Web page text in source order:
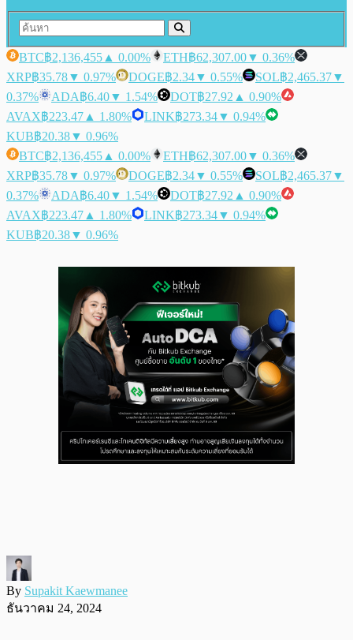
BTC฿2,136,455 ▲ 0.00% ETH฿62,307.00▼ 0.36%
XRP฿35.78▼ 0.97% DOGE฿2.34▼ 0.55% SOL฿2,465.37▼
0.37%
ADA฿6.40▼ 1.54% DOT฿27.92 ▲ 0.90%
AVAX฿223.47 ▲ 1.80% LINK฿273.34▼ 0.94%
KUB฿20.38▼ 0.96%
BTC฿2,136,455 ▲ 0.00% ETH฿62,307.00▼ 0.36%
XRP฿35.78▼ 0.97% DOGE฿2.34▼ 0.55% SOL฿2,465.37▼
0.37%
ADA฿6.40▼ 1.54% DOT฿27.92 ▲ 0.90%
AVAX฿223.47 ▲ 1.80% LINK฿273.34▼ 0.94%
KUB฿20.38▼ 0.96%
By Supakit Kaewmanee
ธันวาคม 24, 2024